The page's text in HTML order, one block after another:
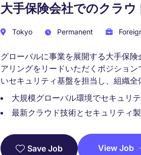
大手保険会社でのクラ
Tokyo Permanent
グローバルに事業を展開する大手保
アリングをリードいただくポジショ
いセキュリティ基盤を担当し、組織全
大規模グローバル環境でセキュリ
最新クラウド技術とセキュリティ
Save Job View Job